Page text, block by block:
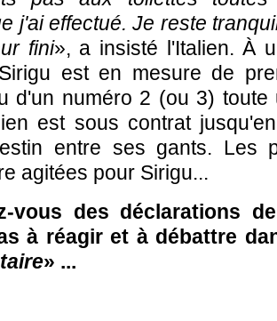
j'ai effectué. Je reste
fini», a insisté l'Italien. À
est en mesure de
d'un numéro 2 (ou 3)
est sous contrat
entre ses gants. Les
agitées pour Sirigu...
vous des déclarations
à réagir et à débattre
» ...